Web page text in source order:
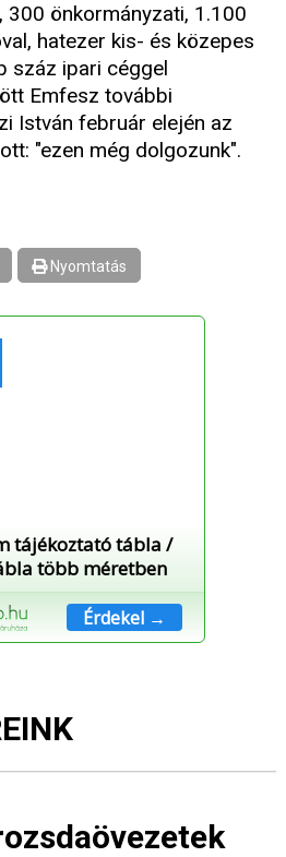
300 önkormányzati, 1.100
hatezer kis- és közepes
száz ipari céggel
Emfesz további
István február elején az
"ezen még dolgozunk".
Nyomtatás
tájékoztató tábla /
több méretben
Érdekel →